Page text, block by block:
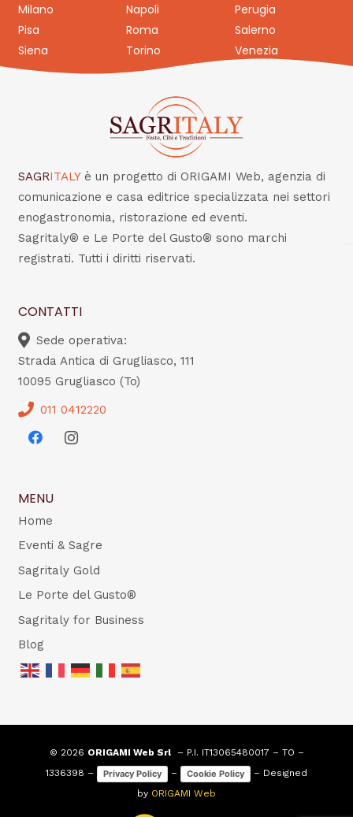
Milano
Napoli
Perugia
Pisa
Roma
Salerno
Siena
Torino Venezia
SAGRITALY è un progetto di ORIGAMI Web, agenzia di
comunicazione e casa editrice specializzata nei settori
enogastronomia, ristorazione ed eventi.
Sagritaly® e Le Porte del Gusto® sono marchi
registrati. Tutti i diritti riservati.
CONTATTI
Sede operativa:
Strada Antica di Grugliasco, 111
10095 Grugliasco (To)
011 0412220
MENU
Home
Eventi & Sagre
Sagritaly Gold
Le Porte del Gusto®
Sagritaly for Business
Blog
© 2026 ORIGAMI Web Srl– P.I. IT13065480017 – TO –
1336398 –
Privacy Policy – Cookie Policy
– Designed
by ORIGAMI Web